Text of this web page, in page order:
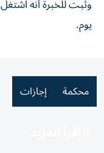
يوم.
محكمة إجازات